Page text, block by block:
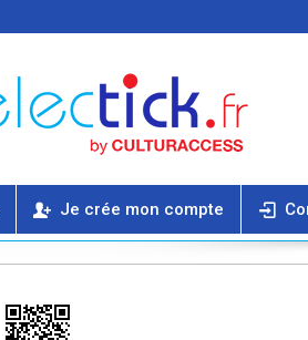
Je crée mon compte